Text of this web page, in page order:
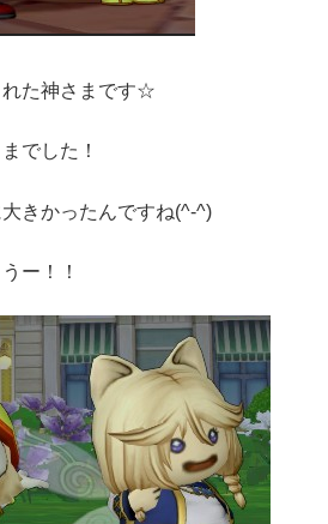
れた神さまです☆
でした！
きかったんですね(^-^)
ー！！